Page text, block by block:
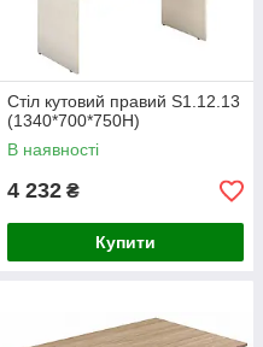
Стіл кутовий правий S1.12.13
(1340*700*750H)
В наявності
4 232 ₴
Купити